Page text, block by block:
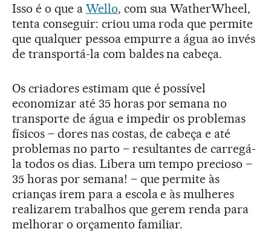
Isso é o que a Wello, com sua WatherWheel,
tenta conseguir: criou uma roda que permite
que qualquer pessoa empurre a água ao invés
de transportá-la com baldes na cabeça.
Os criadores estimam que é possível
economizar até 35 horas por semana no
transporte de água e impedir os problemas
físicos – dores nas costas, de cabeça e até
problemas no parto – resultantes de carregá-
la todos os dias. Libera um tempo precioso –
35 horas por semana! – que permite às
crianças irem para a escola e às mulheres
realizarem trabalhos que gerem renda para
melhorar o orçamento familiar.